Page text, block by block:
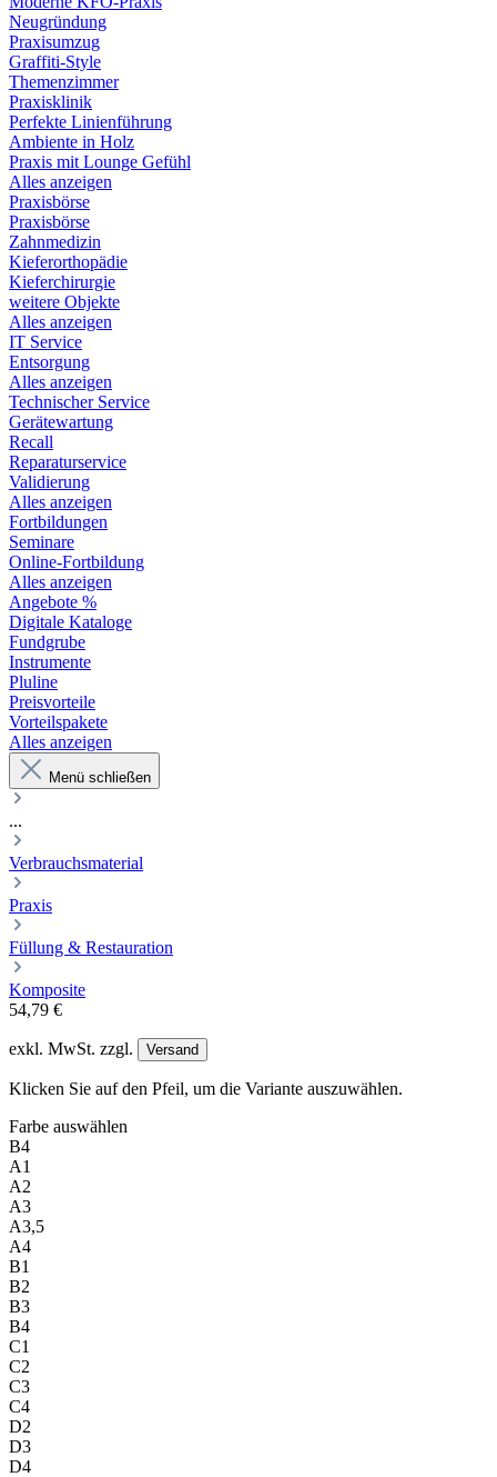
Neugründung
Praxisumzug
Graffiti-Style
Themenzimmer
Praxisklinik
Perfekte Linienführung
Ambiente in Holz
Praxis mit Lounge Gefühl
Alles anzeigen
Praxisbörse
Praxisbörse
Zahnmedizin
Kieferorthopädie
Kieferchirurgie
weitere Objekte
Alles anzeigen
IT Service
Entsorgung
Alles anzeigen
Technischer Service
Gerätewartung
Recall
Reparaturservice
Validierung
Alles anzeigen
Fortbildungen
Seminare
Online-Fortbildung
Alles anzeigen
Angebote %
Digitale Kataloge
Fundgrube
Instrumente
Pluline
Preisvorteile
Vorteilspakete
Alles anzeigen
Menü schließen
...
Verbrauchsmaterial
Praxis
Füllung & Restauration
Komposite
54,79 €
exkl. MwSt. zzgl. Versand
Klicken Sie auf den Pfeil, um die Variante auszuwählen.
Farbe auswählen
B4
A1
A2
A3
A3,5
A4
B1
B2
B3
B4
C1
C2
C3
C4
D2
D3
D4